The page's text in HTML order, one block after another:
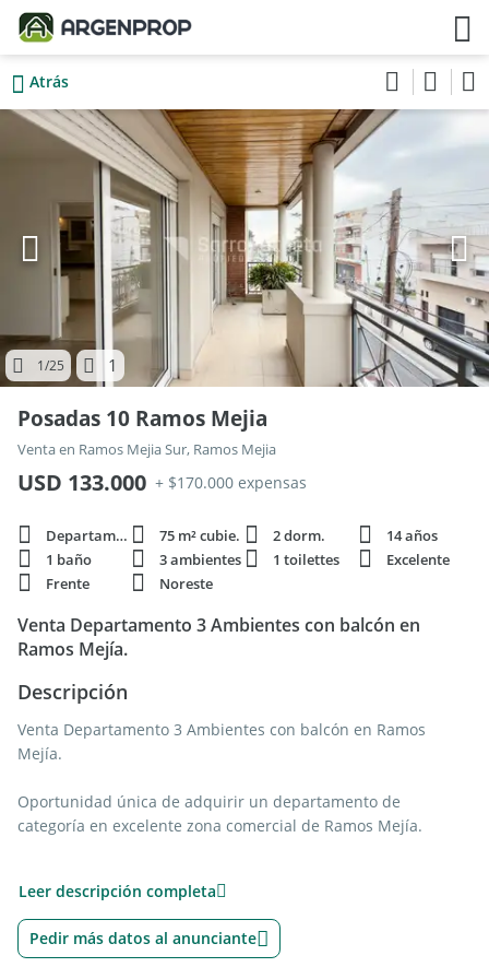
Atrás
1/25 1
Posadas 10 Ramos Mejia
Venta en Ramos Mejia Sur, Ramos Mejia
USD 133.000 + $170.000 expensas
Departamento 75 m² cubie. 2 dorm.
14 años
1 baño
3 ambientes 1 toilettes
Excelente
Frente
Noreste
Venta Departamento 3 Ambientes con balcón en
Ramos Mejía.
Descripción
Venta Departamento 3 Ambientes con balcón en Ramos
Mejía.
Oportunidad única de adquirir un departamento de
categoría en excelente zona comercial de Ramos Mejía.
balcón al frente, cocina con muebles completos y comedor
diario, doble circulación hacia los dormitorios, toilette,
lavadero y baño completo.
Leer descripción completa
Pedir más datos al anunciante